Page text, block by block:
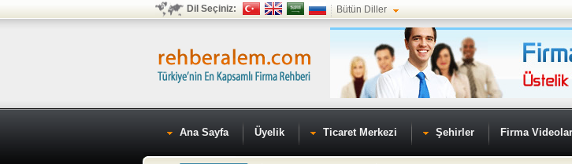
Dil Seçiniz: Bütün Diller
Ana Sayfa Üyelik Ticaret Merkezi Şehirler Firma